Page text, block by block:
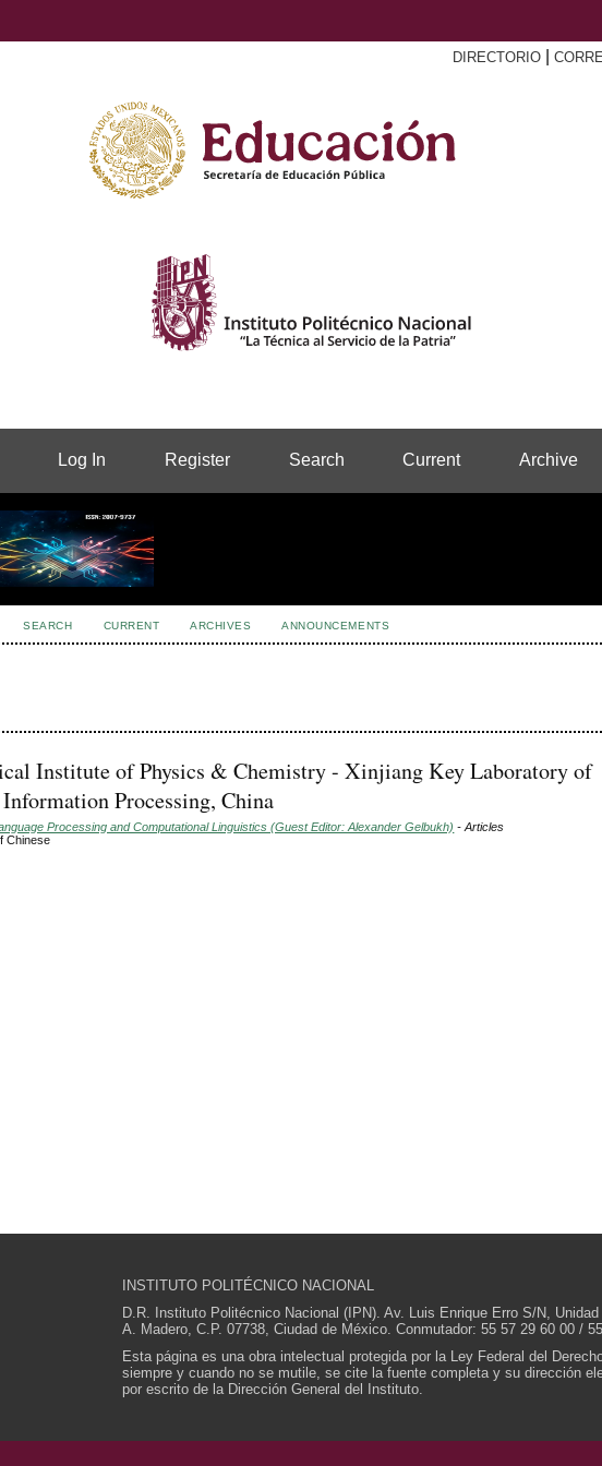
DIRECTORIO
Log In Register Search Current Archive
SEARCH CURRENT ARCHIVES ANNOUNCEMENTS
Institute of Physics & Chemistry - Xinjiang Key Laboratory of
Processing, China
Processing and Computational Linguistics (Guest Editor: Alexander Gelbukh) - Articles
Chinese
INSTITUTO POLITÉCNICO NACIONAL
D.R. Instituto Politécnico Nacional (IPN). Av. Luis Enrique Erro S/N,
A. Madero, C.P. 07738, Ciudad de México. Conmutador: 55 57 29 60 00 /
Esta página es una obra intelectual protegida por la Ley Federal del
siempre y cuando no se mutile, se cite la fuente completa y su dirección
por escrito de la Dirección General del Instituto.